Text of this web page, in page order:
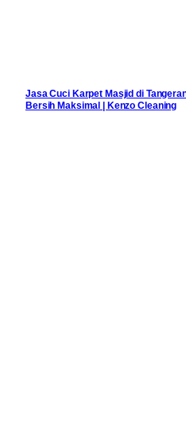
Jasa Cuci Karpet Masjid di
Bersih Maksimal | Kenzo Cleaning